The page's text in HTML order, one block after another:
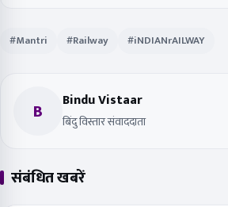
#Mantri #Railway #iNDIANrAILWAY
B Bindu Vistaar
बिंदु विस्तार संवाददाता
संबंधित खबरें